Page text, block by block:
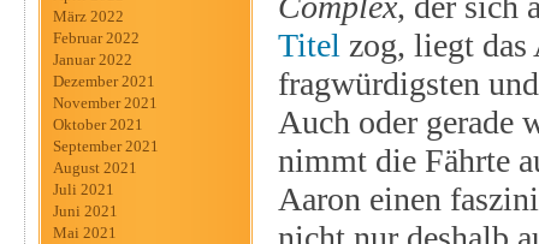
März 2022
Februar 2022
Januar 2022
Dezember 2021
November 2021
Oktober 2021
September 2021
August 2021
Juli 2021
Juni 2021
Mai 2021
Titel zog, liegt
fragwürdigsten
Auch oder gerade
nimmt die Fährte
Aaron einen